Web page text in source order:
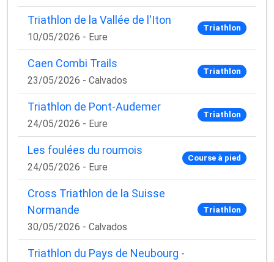
Triathlon de la Vallée de l'Iton
10/05/2026 - Eure
Triathlon
Caen Combi Trails
23/05/2026 - Calvados
Triathlon
Triathlon de Pont-Audemer
24/05/2026 - Eure
Triathlon
Les foulées du roumois
24/05/2026 - Eure
Course à pied
Cross Triathlon de la Suisse
Normande
30/05/2026 - Calvados
Triathlon
Triathlon du Pays de Neubourg -